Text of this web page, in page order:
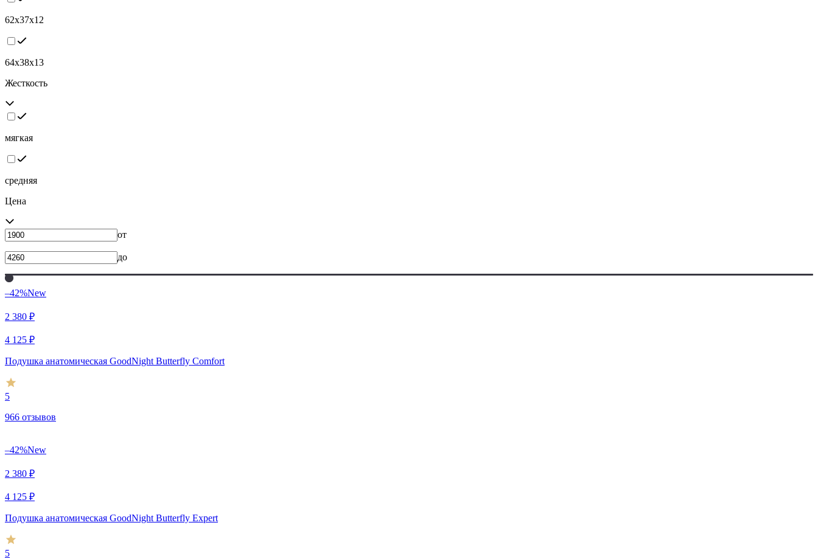
62х37х12
64х38х13
Жесткость
мягкая
средняя
Цена
от
до
–42%New
2 380 ₽
4 125 ₽
Подушка анатомическая GoodNight Butterfly Comfort
5
966 отзывов
–42%New
2 380 ₽
4 125 ₽
Подушка анатомическая GoodNight Butterfly Expert
5